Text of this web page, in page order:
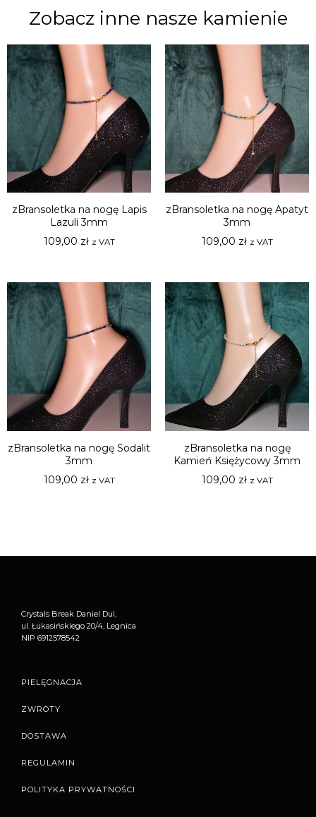
Zobacz inne nasze kamienie
zBransoletka na nogę Lapis
Lazuli 3mm
109,00 zł z VAT
zBransoletka na nogę Apatyt
3mm
109,00 zł z VAT
zBransoletka na nogę Sodalit
3mm
109,00 zł z VAT
zBransoletka na nogę
Kamień Księżycowy 3mm
109,00 zł z VAT
Crystals Break Daniel Dul,
ul. Łukasińskiego 20/4, Legnica
NIP 6912578542
PIELĘGNACJA
ZWROTY
DOSTAWA
REGULAMIN
POLITYKA PRYWATNOŚCI